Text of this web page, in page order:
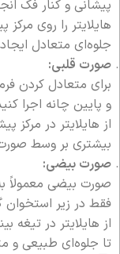
پیشانی و کنار فک
هایلایتر را روی مرکز
جلوه‌ای متعادل
صورت قلبی:
برای متعادل کردن
و پایین چانه اجرا
از هایلایتر در مرکز
بیشتری بر وسط
صورت بیضی:
صورت بیضی معمولاً به
فقط در زیر استخوان
از هایلایتر در تیغه
تا جلوه‌ای طبیعی و